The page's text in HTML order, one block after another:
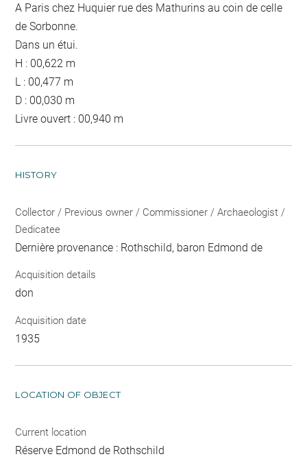
A Paris chez Huquier rue des Mathurins au coin de celle
de Sorbonne.
Dans un étui.
H : 00,622 m
L : 00,477 m
D : 00,030 m
Livre ouvert : 00,940 m
HISTORY
Collector / Previous owner / Commissioner / Archaeologist /
Dedicatee
Dernière provenance : Rothschild, baron Edmond de
Acquisition details
don
Acquisition date
1935
LOCATION OF OBJECT
Current location
Réserve Edmond de Rothschild